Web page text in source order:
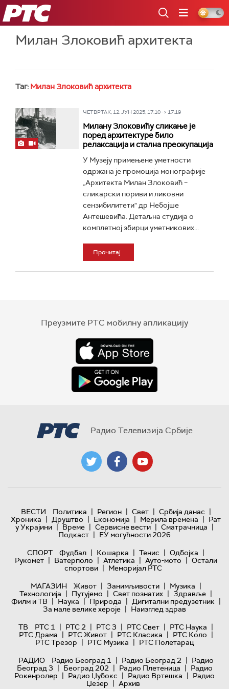
РТС
Милан Злоковић архитекта
Таг: Милан Злоковић архитекта
ЧЕТВРТАК, 12. ЈУН 2025, 17:10 -> 17:19
Милану Злоковићу сликање је
поред архитектуре било
релаксација и стална преокупација
У Музеју примењене уметности
одржана је промоција монографије
„Архитекта Милан Злоковић –
сликарски пориви и ликовни
сензибилитети" др Небојше
Антешевића. Детаљна студија о
комплетној збирци уметникових...
Прочитај
Преузмите РТС мобилну апликацију
Радио Телевизија Србије
ВЕСТИ Политика | Регион | Свет | Србија данас |
Хроника | Друштво | Економија | Мерила времена | Рат
у Украјини | Време | Сервисне вести | Сматрачница |
Подкаст | ЕУ могућности 2026
СПОРТ
Фудбал | Кошарка | Тенис | Одбојка |
Рукомет | Ватерполо | Атлетика | Ауто-мото | Остали
спортови | Меморијал РТС
МАГАЗИН
Живот | Занимљивости | Музика |
Технологијa | Путујемо | Свет познатих | Здравље |
Филм и ТВ | Наука | Природа | Дигитални предузетник |
За мале велике хероје | Наизглед здрав
ТВ
РТС 1 | РТС 2 | РТС 3 | РТС Свет | РТС Наука |
РТС Драма | РТС Живот | РТС Класика | РТС Коло |
РТС Трезор | РТС Музика | РТС Полетарац
РАДИО
Радио Београд 1 | Радио Београд 2 | Радио
Београд 3 | Београд 202 | Радио Плетеница | Радио
Рокенролер | Радио Џубокс | Радио Вртешка | Радио
Џезер | Архив